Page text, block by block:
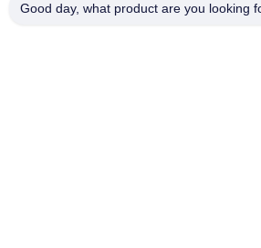
Good day, what product are you looking